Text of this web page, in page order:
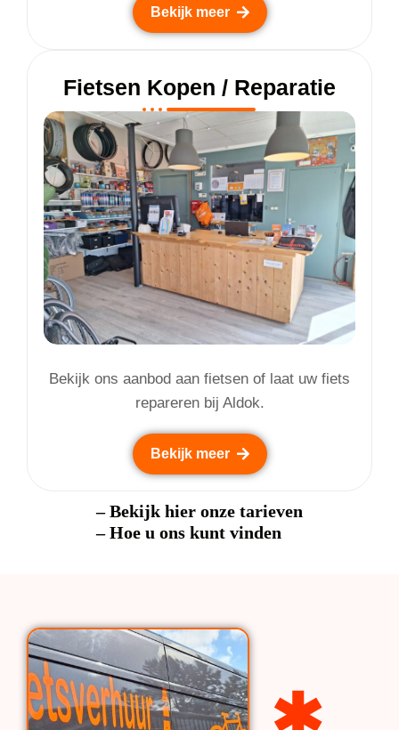
Bekijk meer
Fietsen Kopen / Reparatie
Bekijk ons aanbod aan fietsen of laat uw fiets
repareren bij Aldok.
Bekijk meer
– Bekijk hier onze tarieven
– Hoe u ons kunt vinden